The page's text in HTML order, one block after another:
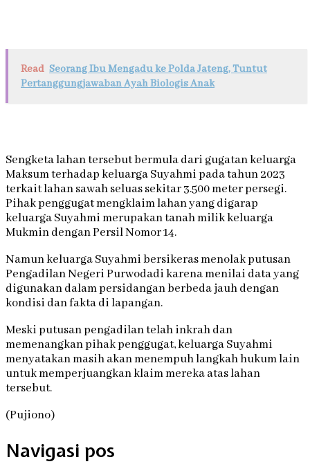
Read Seorang Ibu Mengadu ke Polda Jateng, Tuntut
Pertanggungjawaban Ayah Biologis Anak
Sengketa lahan tersebut bermula dari gugatan keluarga
Maksum terhadap keluarga Suyahmi pada tahun 2023
terkait lahan sawah seluas sekitar 3.500 meter persegi.
Pihak penggugat mengklaim lahan yang digarap
keluarga Suyahmi merupakan tanah milik keluarga
Mukmin dengan Persil Nomor 14.
Namun keluarga Suyahmi bersikeras menolak putusan
Pengadilan Negeri Purwodadi karena menilai data yang
digunakan dalam persidangan berbeda jauh dengan
kondisi dan fakta di lapangan.
Meski putusan pengadilan telah inkrah dan
memenangkan pihak penggugat, keluarga Suyahmi
menyatakan masih akan menempuh langkah hukum lain
untuk memperjuangkan klaim mereka atas lahan
tersebut.
(Pujiono)
Navigasi pos